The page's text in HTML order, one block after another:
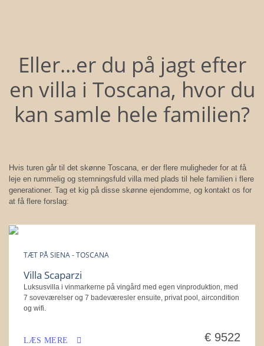
Eller...er du på jagt efter
en villa i Toscana, hvor du
kan samle hele familien?
Hvis turen går til det skønne Toscana, er der flere muligheder for at få
leje en rummelig og stemningsfuld villa med plads til hele familien i flere
generationer. Tag et kig på disse skønne ejendomme, og kontakt os for
at få flere forslag:
TÆT PÅ SIENA - TOSCANA
Villa Scaparzi
Luksusvilla i vinmarkerne på vingård med egen vinproduktion, med
7 soveværelser og 7 badeværesler ensuite, privat pool, aircondition
og wifi.
LÆS MERE € 9522